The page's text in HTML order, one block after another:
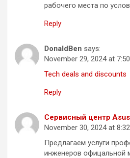
рабочего места по
Reply
DonaldBen says:
November 29, 2024 at
Tech deals and discounts
Reply
Сервисный центр Asus
November 30, 2024 at
Предлагаем услуги
инженеров офицальной